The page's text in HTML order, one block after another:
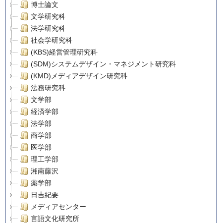
博士論文
文学研究科
法学研究科
社会学研究科
(KBS)経営管理研究科
(SDM)システムデザイン・マネジメント研究科
(KMD)メディアデザイン研究科
法務研究科
文学部
経済学部
法学部
商学部
医学部
理工学部
湘南藤沢
薬学部
日吉紀要
メディアセンター
言語文化研究所